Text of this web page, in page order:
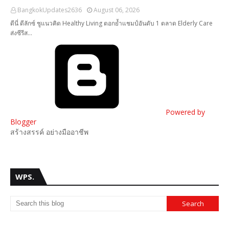
BangkokUpdates2636
August 06, 2026
ดีนี่ ดีลักซ์ ชูแนวคิด Healthy Living ตอกย้ำแชมป์อันดับ 1 ตลาด Elderly Care
ส่งซีรีส…
Powered by
Blogger
สร้างสรรค์ อย่างมืออาชีพ
WPS.